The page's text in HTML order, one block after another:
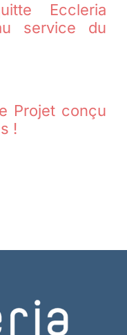
Eccleria
service du
Projet conçu
!